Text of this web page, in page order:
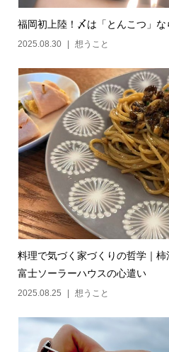
福岡初上陸！〆は「とんこつ」
2025.08.30 想うこと
料理で気づく家づくりの哲学｜
富士ソーラーハウスの心遣い
2025.08.25 想うこと